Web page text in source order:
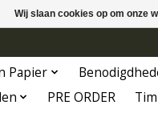
Papier
PRE ORDER
Wij slaan cookies op om onze